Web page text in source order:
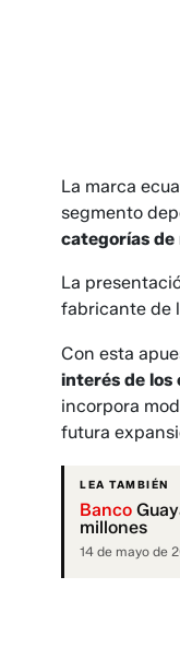
La marca
segmento
categorías
La
fabricante de
Con esta
interés de los
incorpora
futura
LEA TAMBIÉN
Banco
millones
14 de mayo de